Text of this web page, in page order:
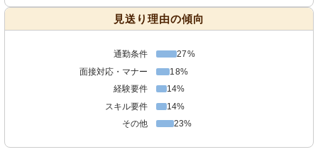
見送り理由の傾向
通勤条件
27%
面接対応・マナー
18%
経験要件
14%
スキル要件
14%
その他
23%